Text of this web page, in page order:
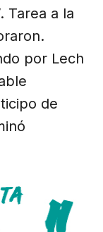
Tarea a la
por Lech
de